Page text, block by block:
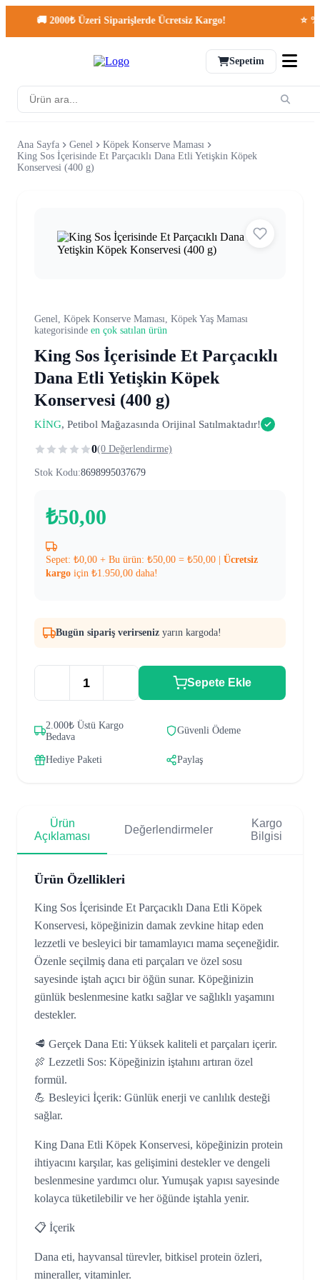
🚚 2000₺ Üzeri Siparişlerde Ücretsiz Kargo! ⭐
Sepetim
Ana Sayfa Genel
Köpek Konserve Maması
King Sos İçerisinde Et Parçacıklı Dana Etli Yetişkin Köpek
Konservesi (400 g)
Genel, Köpek Konserve Maması, Köpek Yaş Maması
kategorisinde en çok satılan ürün
King Sos İçerisinde Et Parçacıklı
Dana Etli Yetişkin Köpek
Konservesi (400 g)
KİNG, Petibol Mağazasında Orijinal Satılmaktadır!
0(0 Değerlendirme)
Stok Kodu:8698995037679
₺50,00
Sepet: ₺0,00 + Bu ürün: ₺50,00 = ₺50,00
Ücretsiz
kargo için ₺1.950,00 daha!
Bugün sipariş verirseniz yarın kargoda!
Sepete Ekle
2.000₺ Üstü Kargo
Bedava
Güvenli Ödeme
Hediye Paketi Paylaş
Ürün
Açıklaması
Değerlendirmeler
Kargo
Bilgisi
Ürün Özellikleri
King Sos İçerisinde Et Parçacıklı Dana Etli Köpek
Konservesi, köpeğinizin damak zevkine hitap eden
lezzetli ve besleyici bir tamamlayıcı mama seçeneğidir.
Özenle seçilmiş dana eti parçaları ve özel sosu
sayesinde iştah açıcı bir öğün sunar. Köpeğinizin
günlük beslenmesine katkı sağlar ve sağlıklı yaşamını
destekler.
🥩 Gerçek Dana Eti: Yüksek kaliteli et parçaları içerir.
🍖 Lezzetli Sos: Köpeğinizin iştahını artıran özel
formül.
💪 Besleyici İçerik: Günlük enerji ve canlılık desteği
sağlar.
King Dana Etli Köpek Konservesi, köpeğinizin protein
ihtiyacını karşılar, kas gelişimini destekler ve dengeli
beslenmesine yardımcı olur. Yumuşak yapısı sayesinde
kolayca tüketilebilir ve her öğünde iştahla yenir.
📋 İçerik
Dana eti, hayvansal türevler, bitkisel protein özleri,
mineraller, vitaminler.